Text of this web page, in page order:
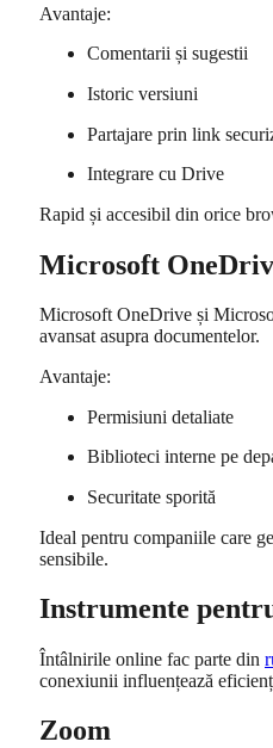
Avantaje:
Comentarii și sugestii
Istoric versiuni
Partajare prin link
Integrare cu Drive
Rapid și accesibil din orice
Microsoft
Microsoft OneDrive și
avansat asupra documentelor.
Avantaje:
Permisiuni detaliate
Biblioteci interne pe
Securitate sporită
Ideal pentru companiile care
sensibile.
Instrumente
Întâlnirile online fac parte din
conexiunii influențează
Zoom